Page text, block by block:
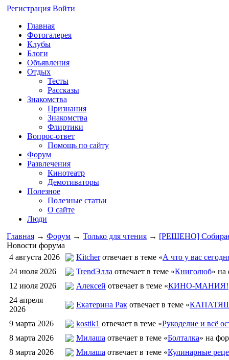
Регистрация Войти
Главная
Фотогалерея
Клубы
Блоги
Объявления
Отдых
Тесты
Рассказы
Знакомства
Признания
Знакомства
Флиртики
Вопрос-ответ
Помощь по сайту
Форум
Развлечения
Кинотеатр
Демотиваторы
Полезное
Полезные статьи
О сайте
Люди
Главная → Форум → Только для чтения → [РЕШЕНО]
Новости форума
4 августа 2026
Kitcherотвечает в теме «А что у вас
24 июля 2026
TrendЭлла отвечает в теме «Книголюб» на
12 июля 2026
Алексей отвечает в теме «КИНО-МАНИЯ!
24 апреля
2026
Екатерина Рак отвечает в теме «
9 марта 2026 kostik1 отвечает в теме «Рукоделие и всё
8 марта 2026
Милаша отвечает в теме «Болталка» на
8 марта 2026
Милаша отвечает в теме «Кулинарные